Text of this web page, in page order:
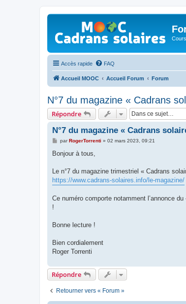
Accès rapide FAQ
Accueil MOOC Accueil Forum Forum
N°7 du magazine « Cadrans
Répondre
N°7 du magazine « Cadrans
M
s
g
parRogerTorrenti » 02 mars 2023, 09:21
Bonjour à tous,
Le n°7 du magazine trimestriel « Cadrans
https://www.cadrans-solaires.info/le-magazine/
Ce numéro comporte notamment l’annonce
!
Bonne lecture !
Bien cordialement
Roger Torrenti
Répondre
Retourner vers « Forum »